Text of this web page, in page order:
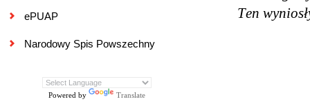
ePUAP
Narodowy Spis Powszechny
Powered by Translate
Ten